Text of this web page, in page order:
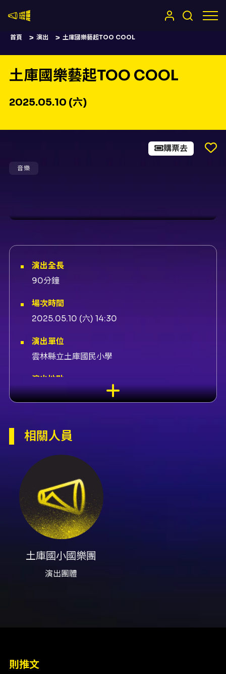
首頁 演出 土庫國樂藝起TOO COOL
土庫國樂藝起TOO COOL
2025.05.10 (六)
音樂
購票去
演出全長
90分鐘
場次時間
2025.05.10 (六) 14:30
演出單位
雲林縣立土庫國民小學
演出地點
北港文化中心-家湖表演廳 雲林縣北港鎮公園路
演出團隊
內容簡介
本次音樂會以「土庫國樂．藝起TOO COOL」
為主題，寓意著學子們對音樂的熱愛與追求，是
很酷的一項興趣。將演奏多首經典國樂曲目，如
《茶山情歌》、《夏日驕陽》，讓觀眾領略現代
代通俗作品，如《一笑江湖》、《民謠組曲》、
《賽馬》等，展現國樂的創新與亮點。
驗。
相關人員
土庫國小國樂團
演出團體
則推文